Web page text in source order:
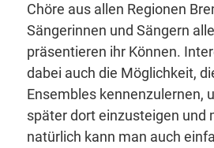
Chöre aus allen Regionen
Sängerinnen und Sängern
präsentieren ihr Können.
dabei auch die Möglichkeit,
Ensembles kennenzulernen,
später dort einzusteigen und
natürlich kann man auch